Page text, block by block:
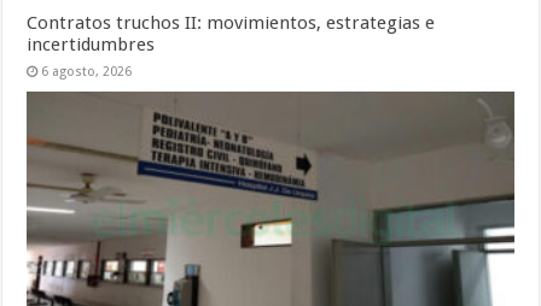
Contratos truchos II: movimientos, estrategias e
incertidumbres
6 agosto, 2026